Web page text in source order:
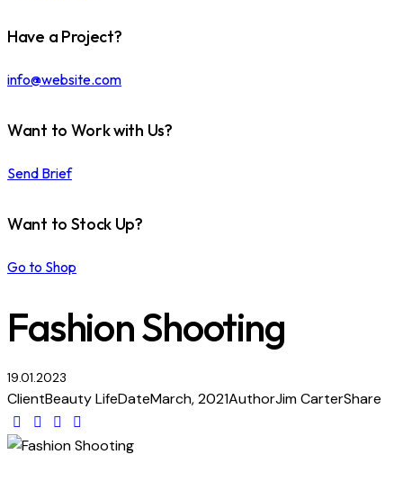
Have a Project?
info@website.com
Want to Work with Us?
Send Brief
Want to Stock Up?
Go to Shop
Fashion Shooting
19.01.2023
ClientBeauty LifeDateMarch, 2021AuthorJim CarterShare